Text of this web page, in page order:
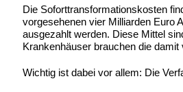
Die Soforttransformationskosten
vorgesehenen vier Milliarden Euro
ausgezahlt werden. Diese Mittel
Krankenhäuser brauchen die
Wichtig ist dabei vor allem: Die